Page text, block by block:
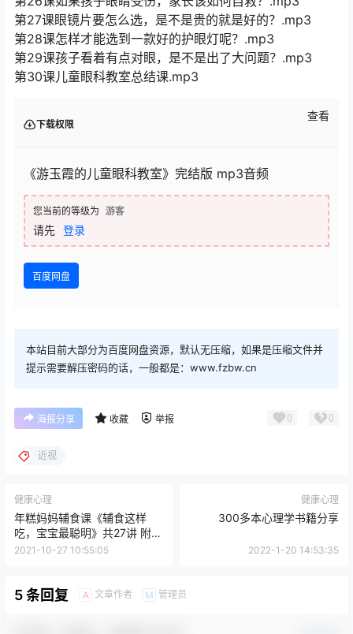
第27课眼镜片要怎么选，是不是贵的就是好的？.mp3
第28课怎样才能选到一款好的护眼灯呢？.mp3
第29课孩子看着有点对眼，是不是出了大问题？.mp3
第30课儿童眼科教室总结课.mp3
下载权限
查看
《游玉霞的儿童眼科教室》完结版 mp3音频
您当前的等级为 游客
请先 登录
百度网盘
本站目前大部分为百度网盘资源，默认无压缩，如果是压缩文件并
提示需要解压密码的话，一般都是：www.fzbw.cn
海报分享 收藏 举报 0 0
近视
健康心理
年糕妈妈辅食课《辅食这样
吃，宝宝最聪明》共27讲 附讲
义
2021-10-27 10:55:05
健康心理
300多本心理学书籍分享
2022-1-20 14:53:35
5 条回复 A 文章作者 M 管理员